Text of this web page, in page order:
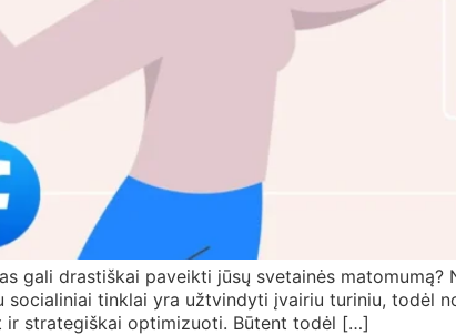
gali drastiškai paveikti jūsų svetainės matomumą?
socialiniai tinklai yra užtvindyti įvairiu turiniu, todėl
ir strategiškai optimizuoti. Būtent todėl […]